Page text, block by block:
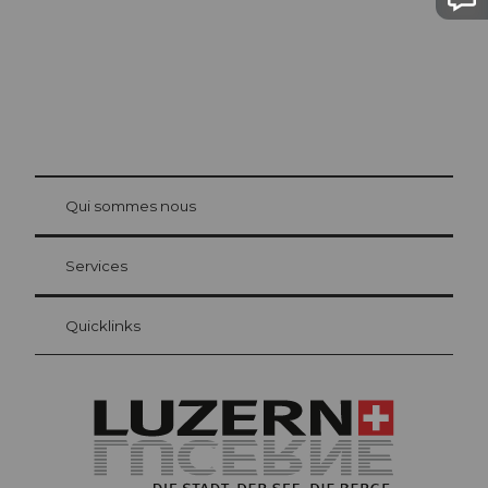
Carte d’hôte Lucerne
Vos avantages en tant qu'hôte pour la nuit
at Bre
Qui sommes nous
Services
Quicklinks